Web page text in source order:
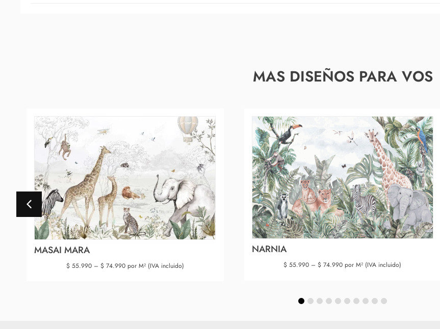
MAS DISEÑOS PARA VOS
MASAI MARA
$55.990 – $74.990por M² (IVA incluido)
NARNIA
$ 55.990 – $ 74.990 por M² (IVA incluido)